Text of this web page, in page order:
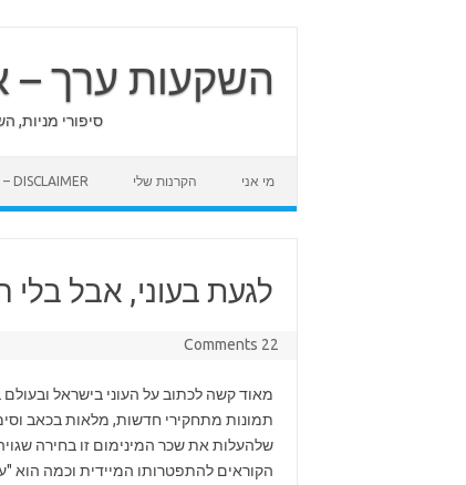
השקעות ערך –
סיפורי מניות,
מי אני הקרנות שלי DISCLAIMER – פטור מאחריות
לגעת בעוני, אבל בלי
22 Comments
מאוד קשה לכתוב על העוני בישראל ובעולם
תמונות מתחקירי חדשות, מלאות בכאב
שלהעלות את שכר המינימום זו בחירה
הקוראים להתפטרותו המיידית וכמה הוא